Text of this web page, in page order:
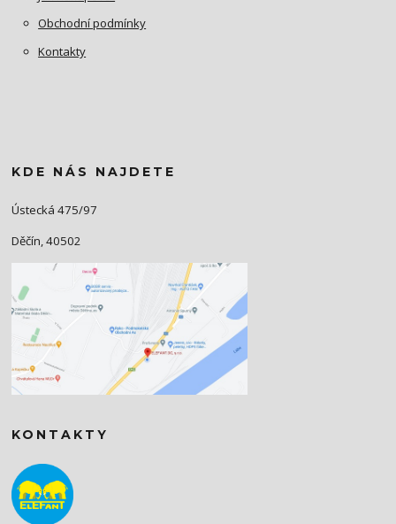
Obchodní podmínky
Kontakty
KDE NÁS NAJDETE
Ústecká 475/97
Děčín, 40502
KONTAKTY